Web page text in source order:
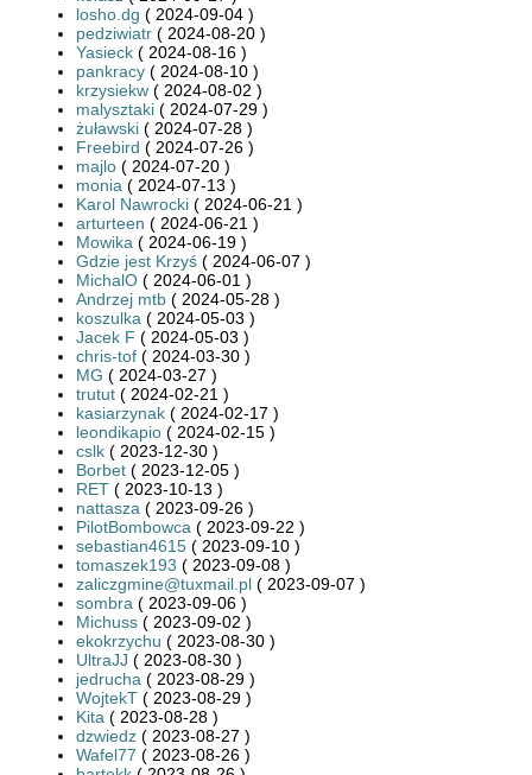
losho.dg ( 2024-09-04 )
pedziwiatr ( 2024-08-20 )
Yasieck ( 2024-08-16 )
pankracy ( 2024-08-10 )
krzysiekw ( 2024-08-02 )
malysztaki ( 2024-07-29 )
żuławski ( 2024-07-28 )
Freebird ( 2024-07-26 )
majlo ( 2024-07-20 )
monia ( 2024-07-13 )
Karol Nawrocki ( 2024-06-21 )
arturteen ( 2024-06-21 )
Mowika ( 2024-06-19 )
Gdzie jest Krzyś ( 2024-06-07 )
MichalO ( 2024-06-01 )
Andrzej mtb ( 2024-05-28 )
koszulka ( 2024-05-03 )
Jacek F ( 2024-05-03 )
chris-tof ( 2024-03-30 )
MG ( 2024-03-27 )
trutut ( 2024-02-21 )
kasiarzynak ( 2024-02-17 )
leondikapio ( 2024-02-15 )
cslk ( 2023-12-30 )
Borbet ( 2023-12-05 )
RET ( 2023-10-13 )
nattasza ( 2023-09-26 )
PilotBombowca ( 2023-09-22 )
sebastian4615 ( 2023-09-10 )
tomaszek193 ( 2023-09-08 )
zaliczgmine@tuxmail.pl ( 2023-09-07 )
sombra ( 2023-09-06 )
Michuss ( 2023-09-02 )
ekokrzychu ( 2023-08-30 )
UltraJJ ( 2023-08-30 )
jedrucha ( 2023-08-29 )
WojtekT ( 2023-08-29 )
Kita ( 2023-08-28 )
dzwiedz ( 2023-08-27 )
Wafel77 ( 2023-08-26 )